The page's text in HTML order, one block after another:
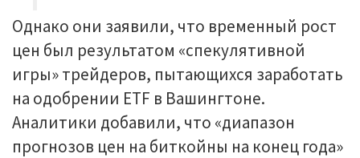
Однако они заявили, что временный рост
цен был результатом «спекулятивной
игры» трейдеров, пытающихся заработать
на одобрении ETF в Вашингтоне.
Аналитики добавили, что «диапазон
прогнозов цен на биткойны на конец года»